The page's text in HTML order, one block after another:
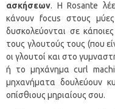
ασκήσεων. Η Rosante
κάνουν focus στους μύες
δυσκολεύονται σε
τους γλουτούς τους (που
οι γλουτοί και στο
ή το μηχάνημα curl
μηχανήματα δουλεύουν
οπίσθιους μηριαίους σου.